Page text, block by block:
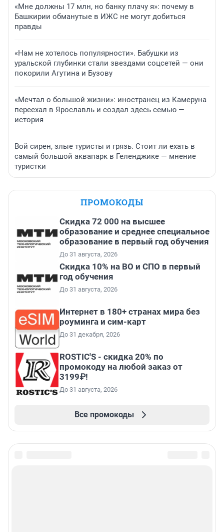
«Мне должны 17 млн, но банку плачу я»: почему в
Башкирии обманутые в ИЖС не могут добиться
правды
«Нам не хотелось популярности». Бабушки из
уральской глубинки стали звездами соцсетей — они
покорили Агутина и Бузову
«Мечтал о большой жизни»: иностранец из Камеруна
переехал в Ярославль и создал здесь семью —
история
Вой сирен, злые туристы и грязь. Стоит ли ехать в
самый большой аквапарк в Геленджике — мнение
туристки
ПРОМОКОДЫ
Скидка 72 000 на высшее
образование и среднее специальное
образование в первый год обучения
До 31 августа, 2026
Скидка 10% на ВО и СПО в первый
год обучения
До 31 августа, 2026
Интернет в 180+ странах мира без
роуминга и сим-карт
До 31 декабря, 2026
ROSTIC'S - скидка 20% по
промокоду на любой заказ от
3199₽!
До 31 августа, 2026
Все промокоды